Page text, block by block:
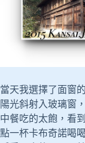
當天我選擇了面窗
陽光斜射入玻璃窗
中餐吃的太飽，看
點一杯卡布奇諾喝